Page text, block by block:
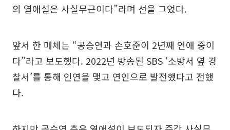
의 열애설은 사실무근이다”라며 선을 그었다.
앞서 한 매체는 “공승연과 손호준이 2년째 연애 중이
다”라고 보도했다. 2022년 방송된 SBS ‘소방서 옆 경
찰서’를 통해 인연을 맺고 연인으로 발전했다고 전했
다.